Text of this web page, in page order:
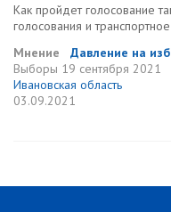
Как пройдет голосование
голосования и
Мнение
Давление на
Выборы 19 сентября 2021
Ивановская область
03.09.2021